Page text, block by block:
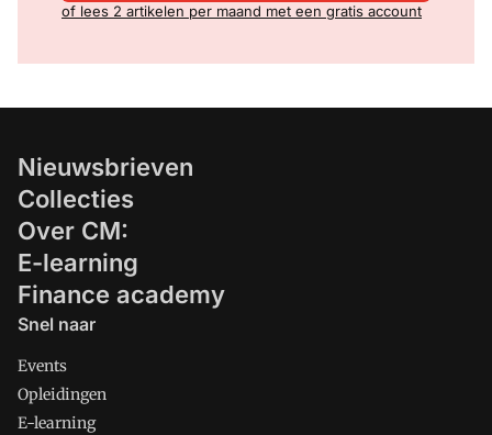
of lees 2 artikelen per maand met een gratis account
Nieuwsbrieven
Collecties
Over CM:
E-learning
Finance academy
Snel naar
Events
Opleidingen
E-learning